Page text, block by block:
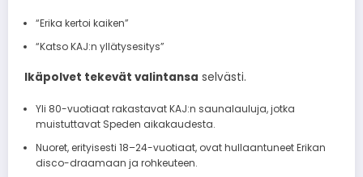
“Erika kertoi kaiken”
“Katso KAJ:n yllätysesitys”
Ikäpolvet tekevät valintansa selvästi.
Yli 80-vuotiaat rakastavat KAJ:n saunalauluja, jotka
muistuttavat Speden aikakaudesta.
Nuoret, erityisesti 18–24-vuotiaat, ovat hullaantuneet Erikan
disco-draamaan ja rohkeuteen.